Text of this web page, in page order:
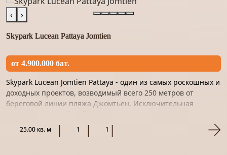
‹ ›
Skypark Lucean Pattaya Jomtien
от 4.900.000 бат.
Skypark Lucean Jomtien Pattaya - один из самых роскошных и
доходных проектов, возводимый всего 250 метров от
береговой линии пляжа Джомтьен. Исключительная
конфиденциальность...
25.00 кв. м 1 1